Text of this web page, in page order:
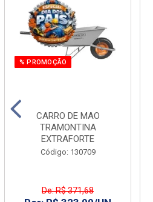
% PROMOÇÃO
CARRO DE MAO
TRAMONTINA
EXTRAFORTE
Código: 130709
De: R$ 371,68